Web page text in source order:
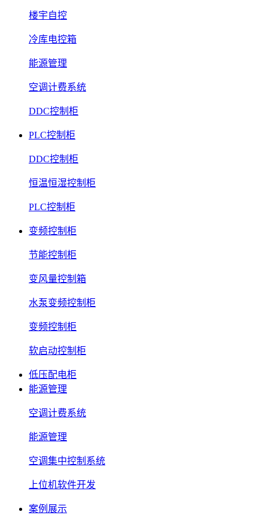
楼宇自控
冷库电控箱
能源管理
空调计费系统
DDC控制柜
PLC控制柜
DDC控制柜
恒温恒湿控制柜
PLC控制柜
变频控制柜
节能控制柜
变风量控制箱
水泵变频控制柜
变频控制柜
软启动控制柜
低压配电柜
能源管理
空调计费系统
能源管理
空调集中控制系统
上位机软件开发
案例展示